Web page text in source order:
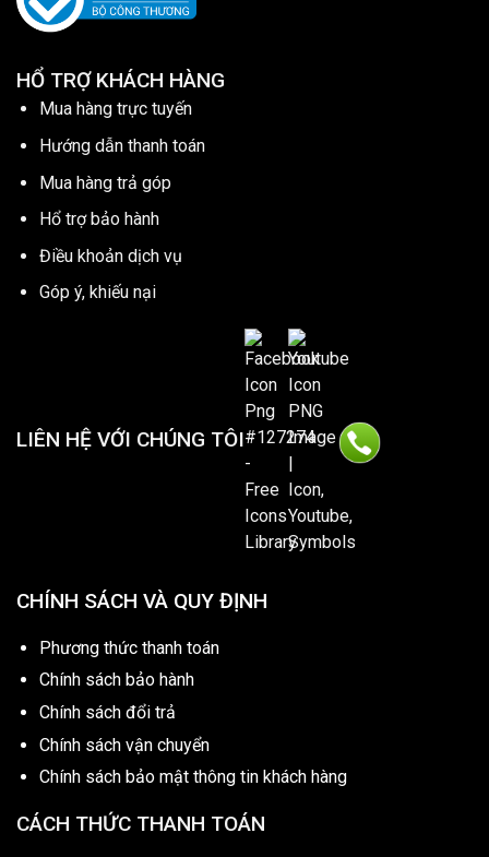
HỔ TRỢ KHÁCH HÀNG
Mua hàng trực tuyến
Hướng dẫn thanh toán
Mua hàng trả góp
Hổ trợ bảo hành
Điều khoản dịch vụ
Góp ý, khiếu nại
LIÊN HỆ VỚI CHÚNG TÔI
CHÍNH SÁCH VÀ QUY ĐỊNH
Phương thức thanh toán
Chính sách bảo hành
Chính sách đổi trả
Chính sách vận chuyển
Chính sách bảo mật thông tin khách hàng
CÁCH THỨC THANH TOÁN